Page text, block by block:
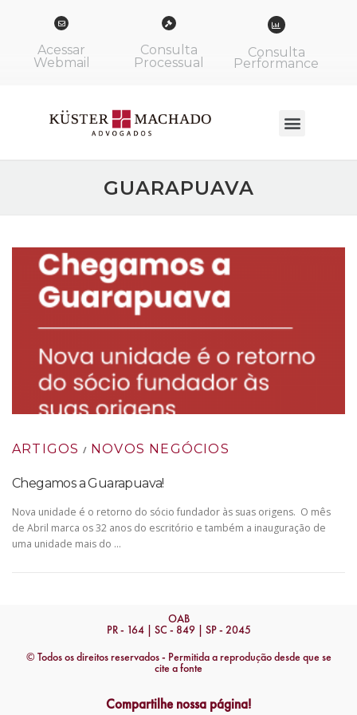
Acessar
Webmail
Consulta
Processual
Consulta
Performance
GUARAPUAVA
ARTIGOS / NOVOS NEGÓCIOS
Chegamos a Guarapuava!
Nova unidade é o retorno do sócio fundador às suas origens. O mês
de Abril marca os 32 anos do escritório e também a inauguração de
uma unidade mais do …
OAB
PR - 164 | SC - 849 | SP - 2045
© Todos os direitos reservados - Permitida a reprodução desde que se
cite a fonte
Compartilhe nossa página!